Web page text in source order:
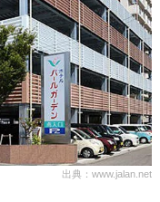
出典：www.jalan.net